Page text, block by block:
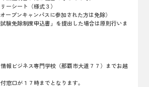
ーシート（様式３）
ープンキャンパスに参加された方は免除）
験免除制度申込書」を提出した場合は原則行いま
報ビジネス専門学校（那覇市大道７７）までお越
窓口が１７時までとなります。